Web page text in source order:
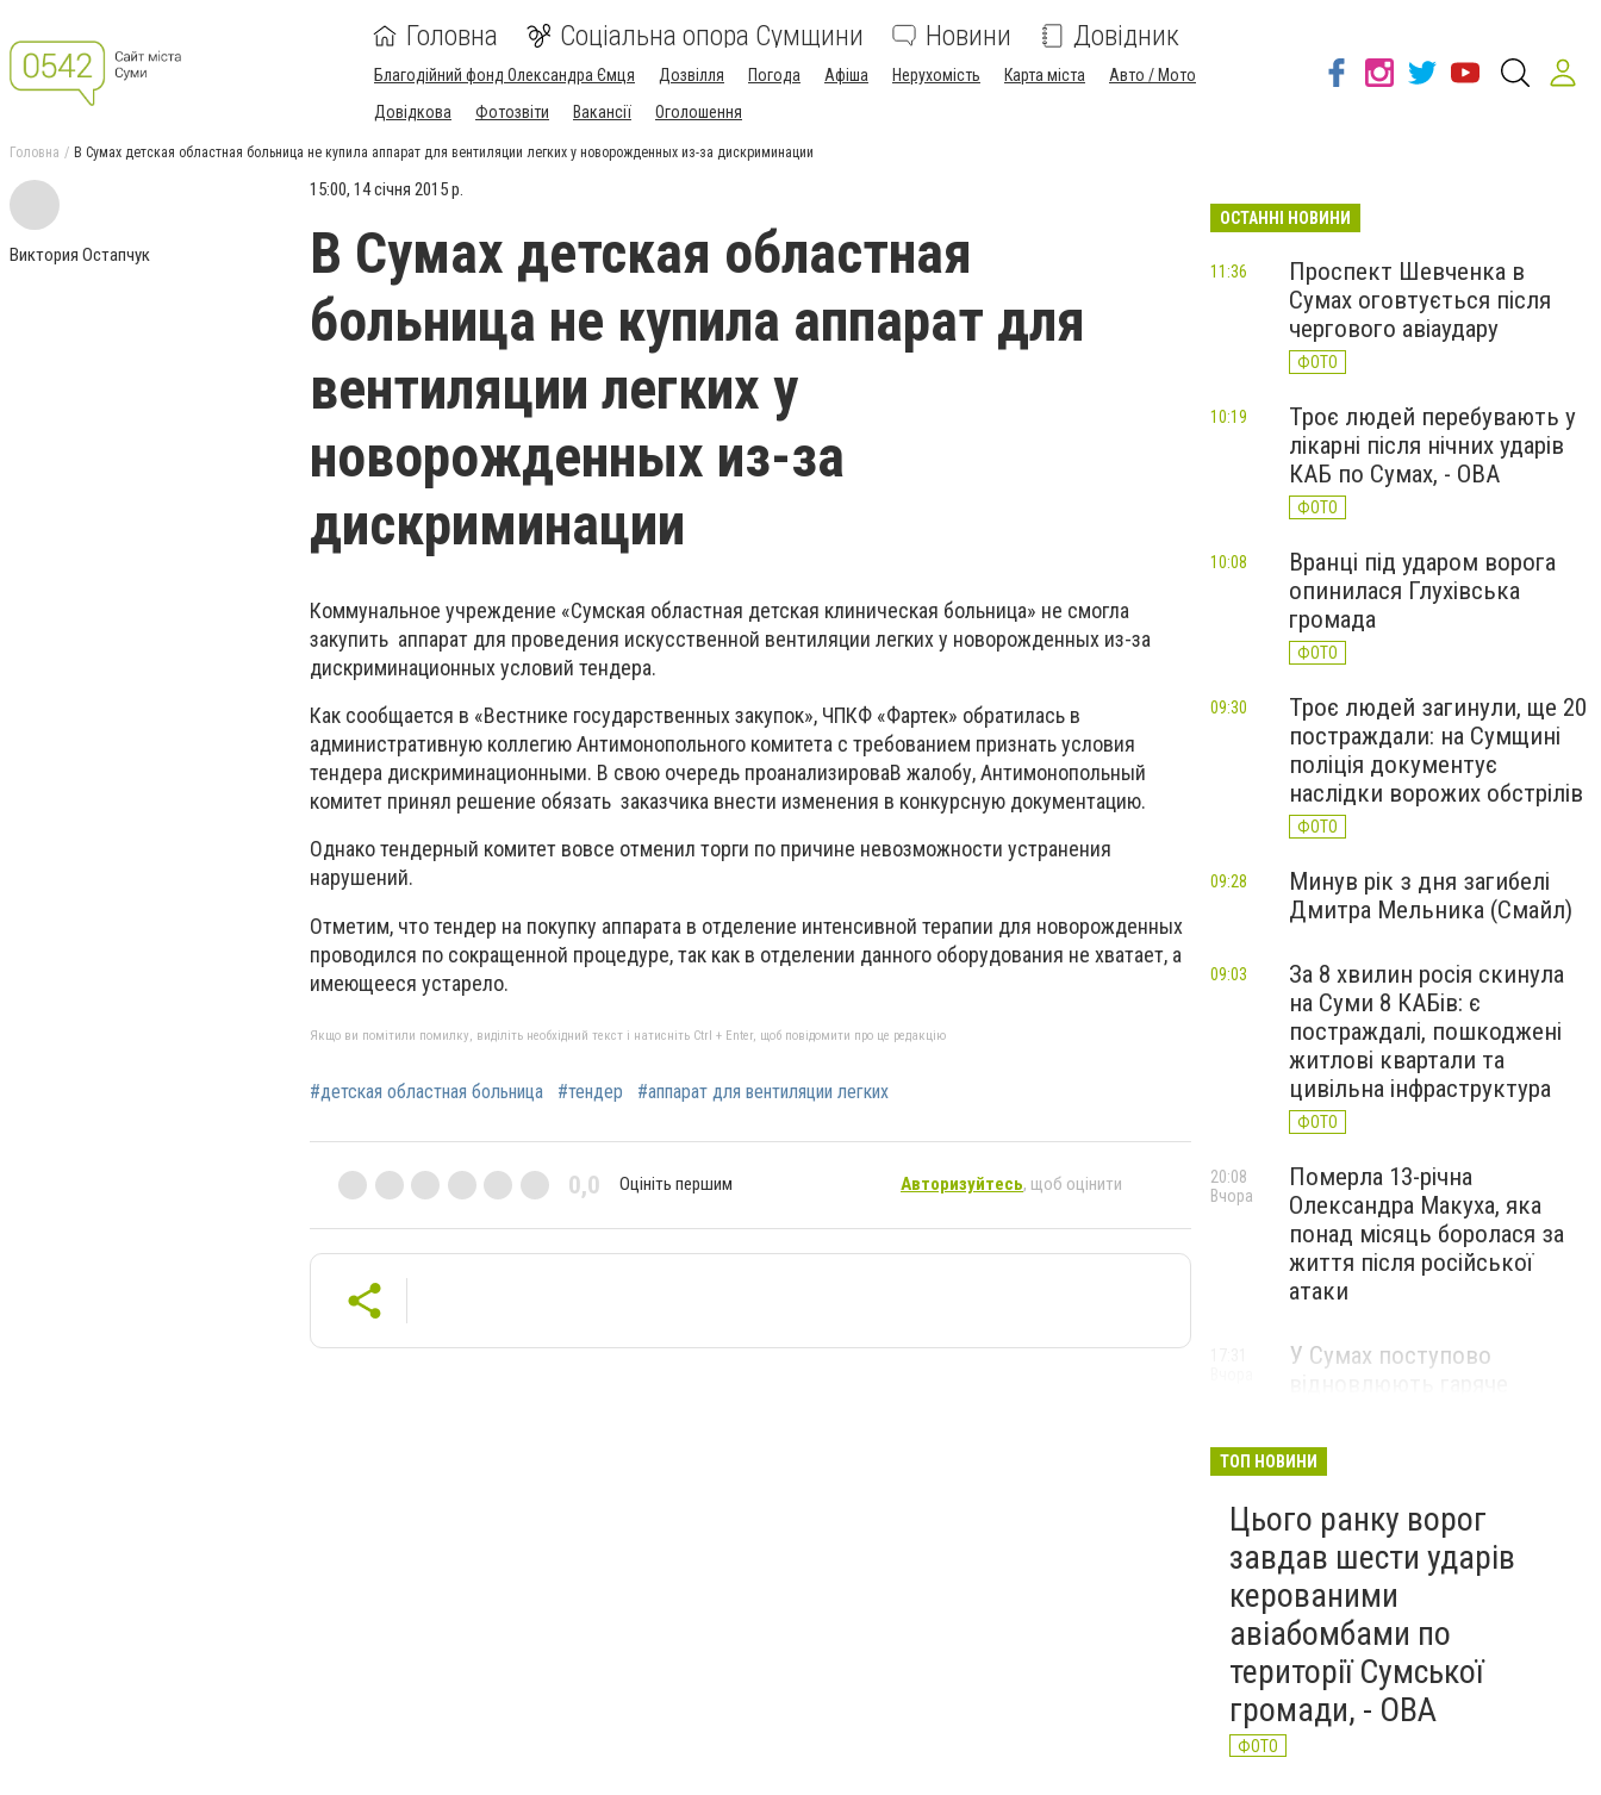
Головна Соціальна опора Сумщини Новини Довідник
Благодійний фонд Олександра Ємця Дозвілля Погода Афіша Нерухомість Карта міста
Авто / Мото
Довідкова
Фотозвіти Вакансії Оголошення
Головна В Сумах детская областная больница не купила аппарат для вентиляции легких у новорожденных из-за дискриминации
Виктория Остапчук
15:00, 14 січня 2015 р.
В Сумах детская областная
больница не купила аппарат для
вентиляции легких у
новорожденных из-за
дискриминации
Коммунальное учреждение «Сумская областная детская клиническая больница» не смогла
закупить аппарат для проведения искусственной вентиляции легких у новорожденных из-за
дискриминационных условий тендера.
Как сообщается в «Вестнике государственных закупок», ЧПКФ «Фартек» обратилась в
административную коллегию Антимонопольного комитета с требованием признать условия
тендера дискриминационными. В свою очередь проанализироваВ жалобу, Антимонопольный
комитет принял решение обязать заказчика внести изменения в конкурсную документацию.
Однако тендерный комитет вовсе отменил торги по причине невозможности устранения
нарушений.
Отметим, что тендер на покупку аппарата в отделение интенсивной терапии для новорожденных
проводился по сокращенной процедуре, так как в отделении данного оборудования не хватает, а
имеющееся устарело.
Якщо ви помітили помилку, виділіть необхідний текст і натисніть Ctrl + Enter, щоб повідомити про це редакцію
#детская областная больница #тендер #аппарат для вентиляции легких
0,0 Оцініть першим Авторизуйтесь, щоб оцінити
ОСТАННІ НОВИНИ
Проспект Шевченка в
Сумах оговтується після
чергового авіаудару
ФОТО
11:36
Троє людей перебувають у
лікарні після нічних ударів
КАБ по Сумах, - ОВА
ФОТО
10:19
Вранці під ударом ворога
опинилася Глухівська
громада
ФОТО
10:08
Троє людей загинули, ще 20
постраждали: на Сумщині
поліція документує
наслідки ворожих обстрілів
ФОТО
09:30
Минув рік з дня загибелі
Дмитра Мельника (Смайл)
09:28
За 8 хвилин росія скинула
на Суми 8 КАБів: є
постраждалі, пошкоджені
житлові квартали та
цивільна інфраструктура
ФОТО
09:03
Померла 13-річна
Олександра Макуха, яка
понад місяць боролася за
життя після російської
атаки
20:08
Вчора
У Сумах поступово
ТОП НОВИНИ
Цього ранку ворог
завдав шести ударів
керованими
авіабомбами по
території Сумської
громади, - ОВА
ФОТО